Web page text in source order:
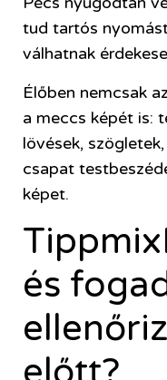
tud tartós
válhatnak
Élőben nemcsak
a meccs képét is:
lövések,
csapat
képet.
és